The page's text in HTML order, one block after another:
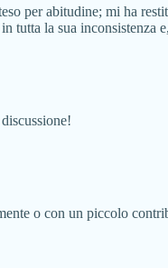
per abitudine; mi ha
tutta la sua inconsistenza
o con un piccolo